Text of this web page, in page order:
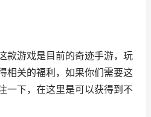
游戏是目前的奇迹手游，玩
相关的福利，如果你们需要这
一下，在这里是可以获得到不